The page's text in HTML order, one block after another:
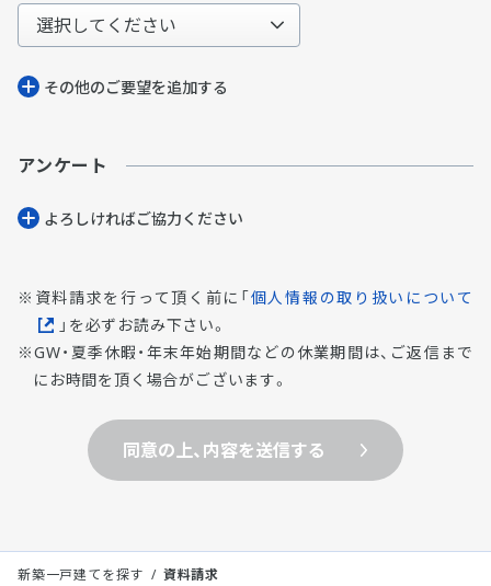
その他のご要望を追加する
アンケート
よろしければご協⼒ください
資料請求を行って頂く前に「個人情報の取り扱いについて
」を必ずお読み下さい。
GW・夏季休暇・年末年始期間などの休業期間は、ご返信まで
にお時間を頂く場合がございます。
同意の上、内容を送信する
新築一戸建てを探す 資料請求